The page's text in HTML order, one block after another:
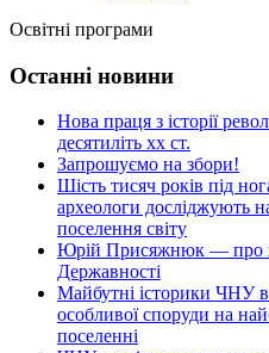
Освітні програми
Останні новини
Нова праця з історії
десятиліть хх ст.
Запрошуємо на збори!
Шість тисяч років під
археологи досліджують
поселення світу
Юрій Присяжнюк — про
Державності
Майбутні історики ЧНУ
особливої споруди на
поселенні